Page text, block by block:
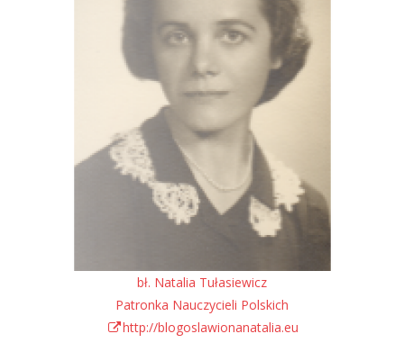
bł. Natalia Tułasiewicz
Patronka Nauczycieli Polskich
http://blogoslawionanatalia.eu